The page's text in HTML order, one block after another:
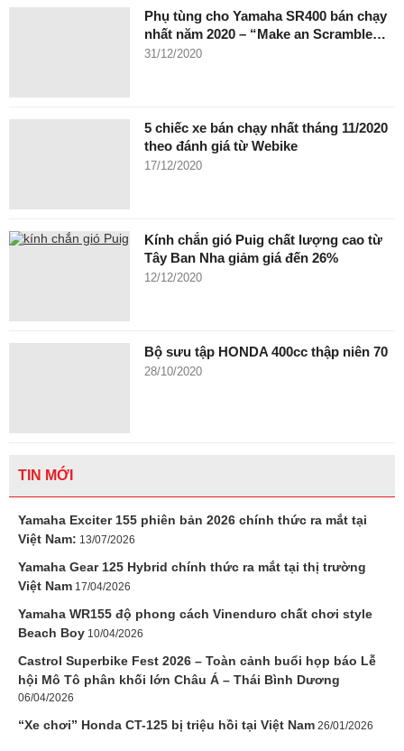
Phụ tùng cho Yamaha SR400 bán chạy
nhất năm 2020 – “Make an Scramble…
31/12/2020
5 chiếc xe bán chạy nhất tháng 11/2020
theo đánh giá từ Webike
17/12/2020
Kính chắn gió Puig chất lượng cao từ
Tây Ban Nha giảm giá đến 26%
12/12/2020
Bộ sưu tập HONDA 400cc thập niên 70
28/10/2020
TIN MỚI
Yamaha Exciter 155 phiên bản 2026 chính thức ra mắt tại
Việt Nam: 13/07/2026
Yamaha Gear 125 Hybrid chính thức ra mắt tại thị trường
Việt Nam 17/04/2026
Yamaha WR155 độ phong cách Vinenduro chất chơi style
Beach Boy 10/04/2026
Castrol Superbike Fest 2026 – Toàn cảnh buổi họp báo Lễ
hội Mô Tô phân khối lớn Châu Á – Thái Bình Dương
06/04/2026
“Xe chơi” Honda CT-125 bị triệu hồi tại Việt Nam 26/01/2026